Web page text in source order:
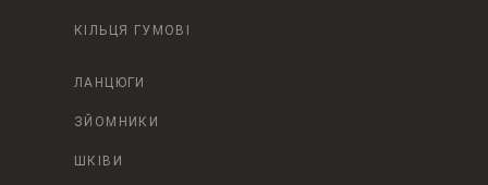
КІЛЬЦЯ ГУМОВІ
ЛАНЦЮГИ
ЗЙОМНИКИ
ШКІВИ